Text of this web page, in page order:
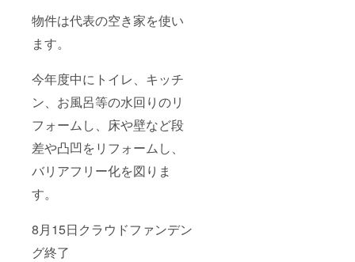
物件は代表の空き家を使い
ます。
今年度中にトイレ、キッチ
ン、お風呂等の水回りのリ
フォームし、床や壁など段
差や凸凹をリフォームし、
バリアフリー化を図りま
す。
8月15日クラウドファンデン
グ終了